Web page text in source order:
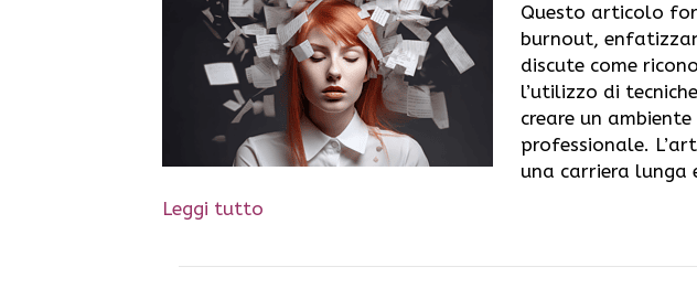
Questo articolo
burnout,
discute come
l’utilizzo di
creare un
professionale.
una carriera lunga
Leggi tutto